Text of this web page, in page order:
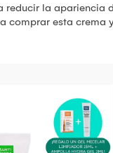
la apariencia
comprar esta